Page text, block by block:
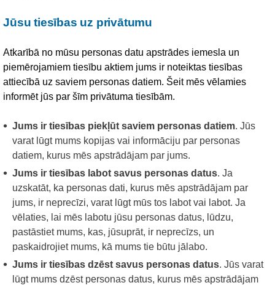
Jūsu tiesības uz privātumu
Atkarībā no mūsu personas datu apstrādes iemesla un
piemērojamiem tiesību aktiem jums ir noteiktas tiesības
attiecībā uz saviem personas datiem. Šeit mēs vēlamies
informēt jūs par šīm privātuma tiesībām.
Jums ir tiesības piekļūt saviem personas datiem. Jūs
varat lūgt mums kopijas vai informāciju par personas
datiem, kurus mēs apstrādājam par jums.
Jums ir tiesības labot savus personas datus. Ja
uzskatāt, ka personas dati, kurus mēs apstrādājam par
jums, ir neprecīzi, varat lūgt mūs tos labot vai labot. Ja
vēlaties, lai mēs labotu jūsu personas datus, lūdzu,
pastāstiet mums, kas, jūsuprāt, ir neprecīzs, un
paskaidrojiet mums, kā mums tie būtu jālabo.
Jums ir tiesības dzēst savus personas datus. Jūs varat
lūgt mums dzēst personas datus, kurus mēs apstrādājam